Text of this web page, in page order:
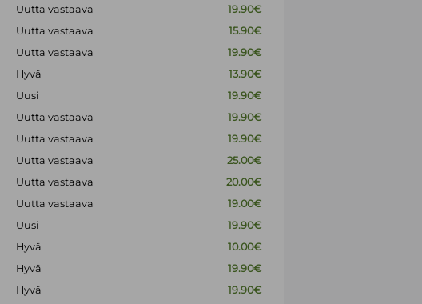
Uutta vastaava
19.90€
Uutta vastaava
15.90€
Uutta vastaava
19.90€
Hyvä
13.90€
Uusi
19.90€
Uutta vastaava
19.90€
Uutta vastaava
19.90€
Uutta vastaava
25.00€
Uutta vastaava
20.00€
Uutta vastaava
19.00€
Uusi
19.90€
Hyvä
10.00€
Hyvä
19.90€
Hyvä
19.90€